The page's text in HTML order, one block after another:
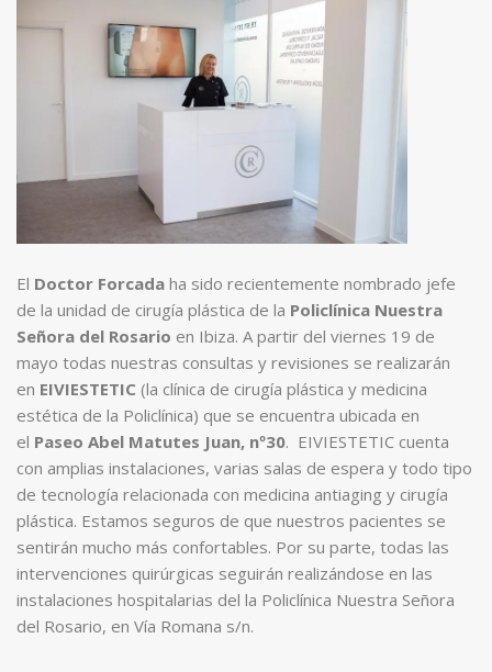
El Doctor Forcada ha sido recientemente nombrado jefe
de la unidad de cirugía plástica de la Policlínica Nuestra
Señora del Rosario en Ibiza. A partir del viernes 19 de
mayo todas nuestras consultas y revisiones se realizarán
en EIVIESTETIC (la clínica de cirugía plástica y medicina
estética de la Policlínica) que se encuentra ubicada en
el Paseo Abel Matutes Juan, nº30. EIVIESTETIC cuenta
con amplias instalaciones, varias salas de espera y todo tipo
de tecnología relacionada con medicina antiaging y cirugía
plástica. Estamos seguros de que nuestros pacientes se
sentirán mucho más confortables. Por su parte, todas las
intervenciones quirúrgicas seguirán realizándose en las
instalaciones hospitalarias del la Policlínica Nuestra Señora
del Rosario, en Vía Romana s/n.